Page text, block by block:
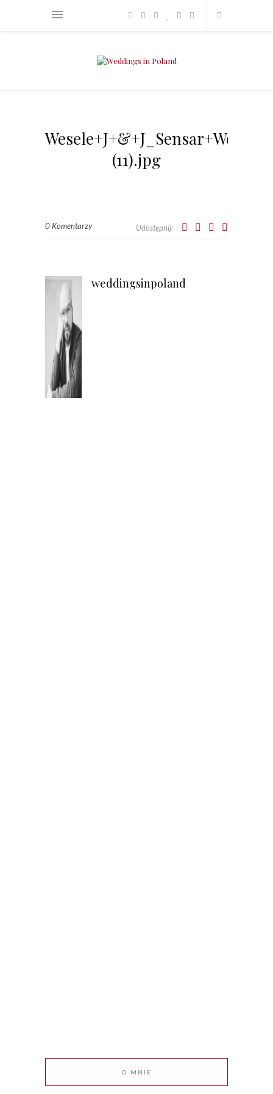
(11).jpg
0 Komentarzy Udostępnij:
weddingsinpoland
O MNIE